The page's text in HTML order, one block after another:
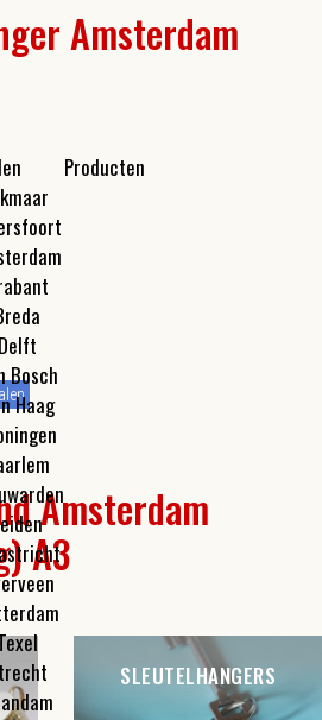
Kleine cadeautjes
Flesopeners
Make-up spiegeltjes
Delft
Bosch
Haag
Producten
Amsterdam
Amsterdam
A3
SLEUTELHANGERS